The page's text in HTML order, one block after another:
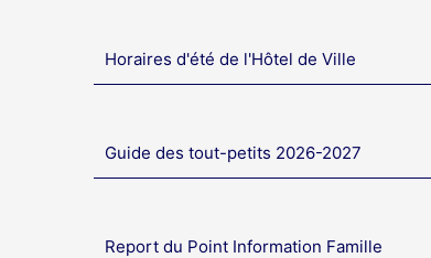
Horaires d'été de l'Hôtel de Ville
Guide des tout-petits 2026-2027
Report du Point Information Famille